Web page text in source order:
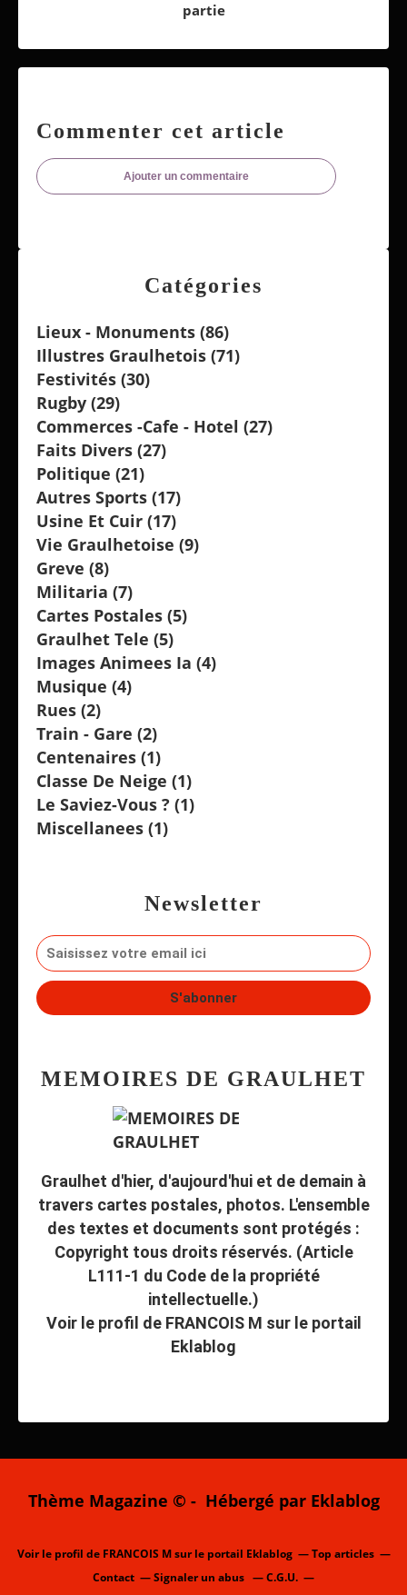
partie
Commenter cet article
Ajouter un commentaire
Newsletter
Catégories
Lieux - Monuments (86)
Illustres Graulhetois (71)
Festivités (30)
Rugby (29)
Commerces -cafe - Hotel (27)
Faits Divers (27)
Politique (21)
Autres Sports (17)
Usine Et Cuir (17)
Vie Graulhetoise (9)
Greve (8)
Militaria (7)
Cartes Postales (5)
Graulhet Tele (5)
Images Animees Ia (4)
Musique (4)
Rues (2)
Train - Gare (2)
Centenaires (1)
Classe De Neige (1)
Le Saviez-Vous ? (1)
Miscellanees (1)
MEMOIRES DE GRAULHET
Graulhet d'hier, d'aujourd'hui et de demain à
travers cartes postales, photos. L'ensemble
des textes et documents sont protégés :
Copyright tous droits réservés. (Article
L111-1 du Code de la propriété
intellectuelle.)
Voir le profil de FRANCOIS M sur le portail
Eklablog
Thème Magazine © - Hébergé par Eklablog
Voir le profil de FRANCOIS Msur le portail Eklablog
Top articles
Contact
Signaler un abus
C.G.U.